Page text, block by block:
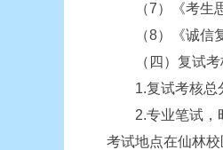
（7）《考生思
（8）《诚信复
（四）复试考
1.复试考核总分
2.专业笔试，时
考试地点在仙林校